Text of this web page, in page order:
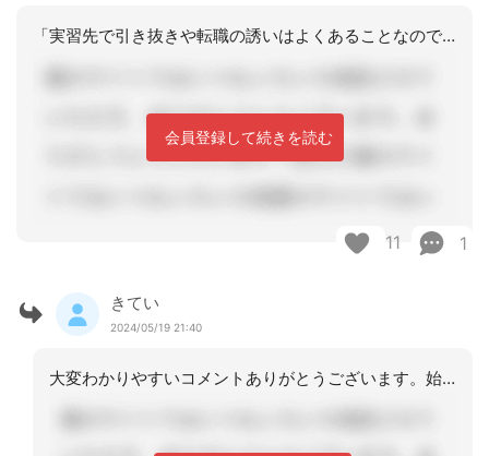
「実習先で引き抜きや転職の誘いはよくあることなのでしょうか?」あると思います。寧
会員登録して続きを読む
11 1
きてい
2024/05/19 21:40
大変わかりやすいコメントありがとうございます。始めてのことで戸惑ってしまい質問し